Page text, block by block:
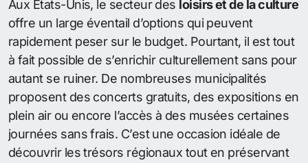
Aux États-Unis, le secteur des loisirs et de la culture
offre un large éventail d’options qui peuvent
rapidement peser sur le budget. Pourtant, il est tout
à fait possible de s’enrichir culturellement sans pour
autant se ruiner. De nombreuses municipalités
proposent des concerts gratuits, des expositions en
plein air ou encore l’accès à des musées certaines
journées sans frais. C’est une occasion idéale de
découvrir les trésors régionaux tout en préservant